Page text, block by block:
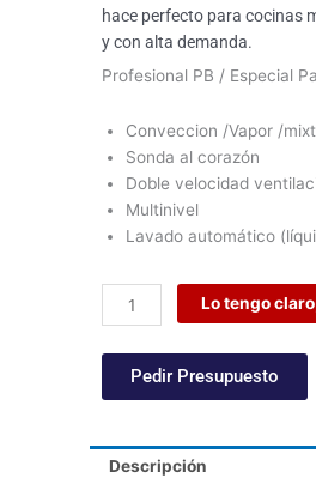
hace perfecto para cocinas
y con alta demanda.
Profesional PB / Especial
Conveccion /Vapor /
Sonda al corazón
Doble velocidad
Multinivel
Lavado automático
Horno
Mixto
Directo
INOXTREND
-
PB
Lo tengo
Pedir Presupuesto
Descripción